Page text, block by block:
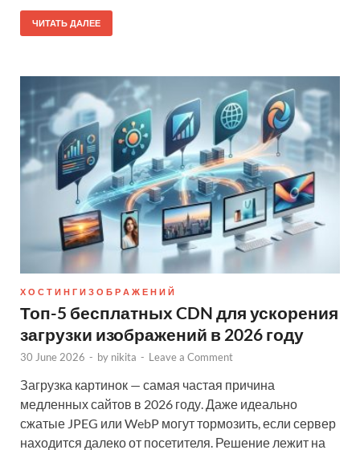
ЧИТАТЬ ДАЛЕЕ
Х О С Т И Н Г И З О Б Р А Ж Е Н И Й
Топ-5 бесплатных CDN для ускорения
загрузки изображений в 2026 году
30 June 2026 - by nikita - Leave a Comment
Загрузка картинок — самая частая причина
медленных сайтов в 2026 году. Даже идеально
сжатые JPEG или WebP могут тормозить, если сервер
находится далеко от посетителя. Решение лежит на